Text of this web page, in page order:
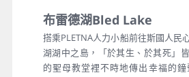
布雷德湖Bled Lake
搭乘PLETNA人力小船前往斯國人民
湖湖中之島，「於其生、於其死」
的聖母教堂裡不時地傳出幸福的